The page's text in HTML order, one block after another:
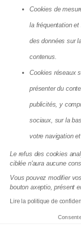
Nos guides sur les
Syndic en ligne
Copropriété sans syndic
Devis syndic copropriété
Matera SAS - 8, Cité
La société Matera,
083,03 €, dont le
l’Autorité de
des agents financiers
services de paiement
électronique Treezor
33 rue de Wagram
l'ORIAS sous le
assurance.
Cookies de
la fréquentation
des données sur
contenus.
Cookies réseaux
présenter du
publicités, y
sociaux, sur la
votre navigation
Le refus des cookies
ciblée n'aura aucune
Vous pouvez modifier
bouton axeptio, présent
Lire la politique de